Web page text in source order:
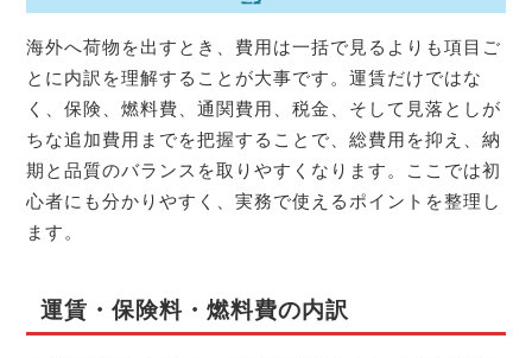
海外へ荷物を出すとき、費用は一括で見るよりも項目ご
とに内訳を理解することが大事です。運賃だけではな
く、保険、燃料費、通関費用、税金、そして見落としが
ちな追加費用までを把握することで、総費用を抑え、納
期と品質のバランスを取りやすくなります。ここでは初
心者にも分かりやすく、実務で使えるポイントを整理し
ます。
運賃・保険料・燃料費の内訳